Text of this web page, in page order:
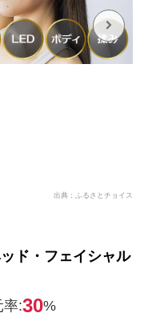
出典：ふるさとチョイス
ド・フェイシャル
率:30%